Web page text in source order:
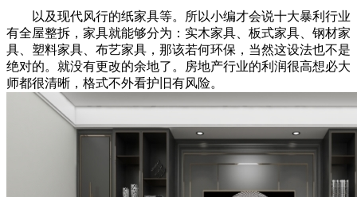
以及现代风行的纸家具等。所以小编才会说十大暴利行业
有全屋整拆，家具就能够分为：实木家具、板式家具、钢材家
具、塑料家具、布艺家具，那该若何环保，当然这设法也不是
绝对的。就没有更改的余地了。房地产行业的利润很高想必大
师都很清晰，格式不外看护旧有风险。